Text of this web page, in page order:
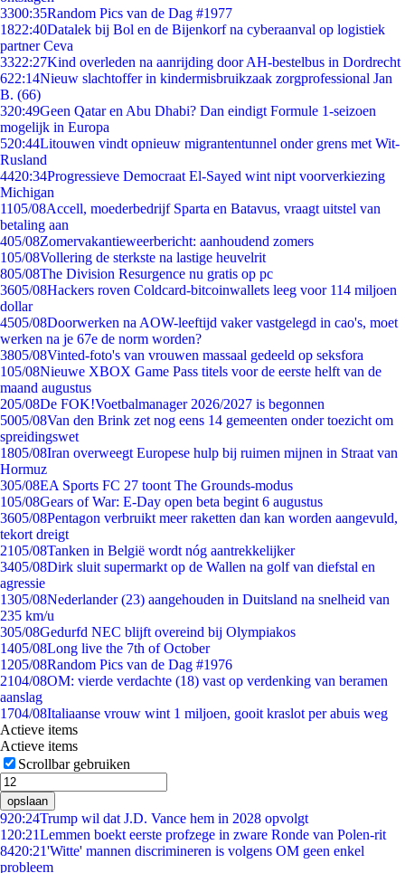
3300:35Random Pics van de Dag #1977
1822:40Datalek bij Bol en de Bijenkorf na cyberaanval op logistiek
partner Ceva
3322:27Kind overleden na aanrijding door AH-bestelbus in Dordrecht
622:14Nieuw slachtoffer in kindermisbruikzaak zorgprofessional Jan
B. (66)
320:49Geen Qatar en Abu Dhabi? Dan eindigt Formule 1-seizoen
mogelijk in Europa
520:44Litouwen vindt opnieuw migrantentunnel onder grens met Wit-
Rusland
4420:34Progressieve Democraat El-Sayed wint nipt voorverkiezing
Michigan
1105/08Accell, moederbedrijf Sparta en Batavus, vraagt uitstel van
betaling aan
405/08Zomervakantieweerbericht: aanhoudend zomers
105/08Vollering de sterkste na lastige heuvelrit
805/08The Division Resurgence nu gratis op pc
3605/08Hackers roven Coldcard-bitcoinwallets leeg voor 114 miljoen
dollar
4505/08Doorwerken na AOW-leeftijd vaker vastgelegd in cao's, moet
werken na je 67e de norm worden?
3805/08Vinted-foto's van vrouwen massaal gedeeld op seksfora
105/08Nieuwe XBOX Game Pass titels voor de eerste helft van de
maand augustus
205/08De FOK!Voetbalmanager 2026/2027 is begonnen
5005/08Van den Brink zet nog eens 14 gemeenten onder toezicht om
spreidingswet
1805/08Iran overweegt Europese hulp bij ruimen mijnen in Straat van
Hormuz
305/08EA Sports FC 27 toont The Grounds-modus
105/08Gears of War: E-Day open beta begint 6 augustus
3605/08Pentagon verbruikt meer raketten dan kan worden aangevuld,
tekort dreigt
2105/08Tanken in België wordt nóg aantrekkelijker
3405/08Dirk sluit supermarkt op de Wallen na golf van diefstal en
agressie
1305/08Nederlander (23) aangehouden in Duitsland na snelheid van
235 km/u
305/08Gedurfd NEC blijft overeind bij Olympiakos
1405/08Long live the 7th of October
1205/08Random Pics van de Dag #1976
2104/08OM: vierde verdachte (18) vast op verdenking van beramen
aanslag
1704/08Italiaanse vrouw wint 1 miljoen, gooit kraslot per abuis weg
Actieve items
Actieve items
Scrollbar gebruiken
opslaan
920:24Trump wil dat J.D. Vance hem in 2028 opvolgt
1 20:21Lemmen boekt eerste profzege in zware Ronde van Polen-rit
8420:21'Witte' mannen discrimineren is volgens OM geen enkel
probleem